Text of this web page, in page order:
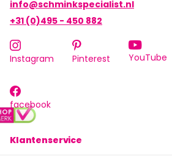
Klantenservice
info@schminkspecialist.nl
+31 (0)495 - 450 882
Instagram Pinterest YouTube
facebook